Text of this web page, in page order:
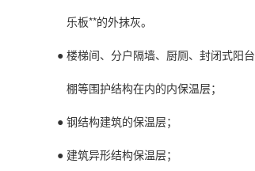
乐板**的外抹灰。
● 楼梯间、分户隔墙、厨厕、封闭式
棚等围护结构在内的内保温
● 钢结构建筑的保温层；
● 建筑异形结构保温层；